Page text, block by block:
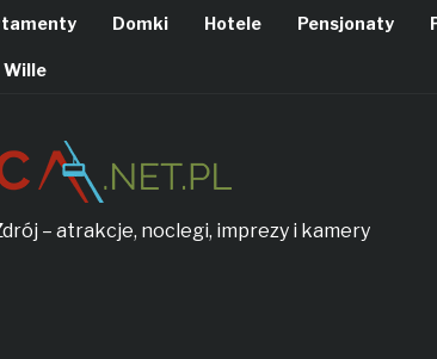
Domki Hotele Pensjonaty
Wille
– atrakcje, noclegi, imprezy i kamery